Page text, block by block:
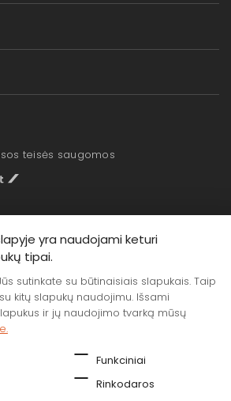
teisės saugomos
yra naudojami keturi
tipai.
sutinkate su būtinaisiais slapukais. Taip
kitų slapukų naudojimu. Išsami
ir jų naudojimo tvarką mūsų
Funkciniai
Rinkodaros